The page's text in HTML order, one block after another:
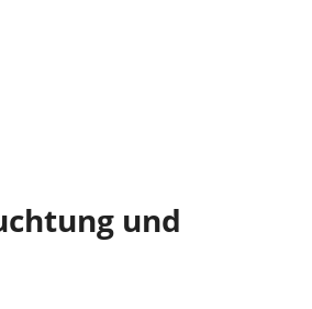
und